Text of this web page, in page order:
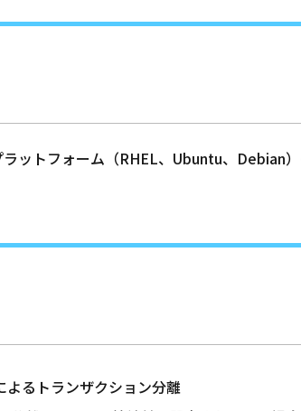
ットフォーム（RHEL、Ubuntu、Debian
よるトランザクション分離